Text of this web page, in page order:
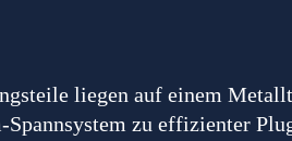
zu effizienter